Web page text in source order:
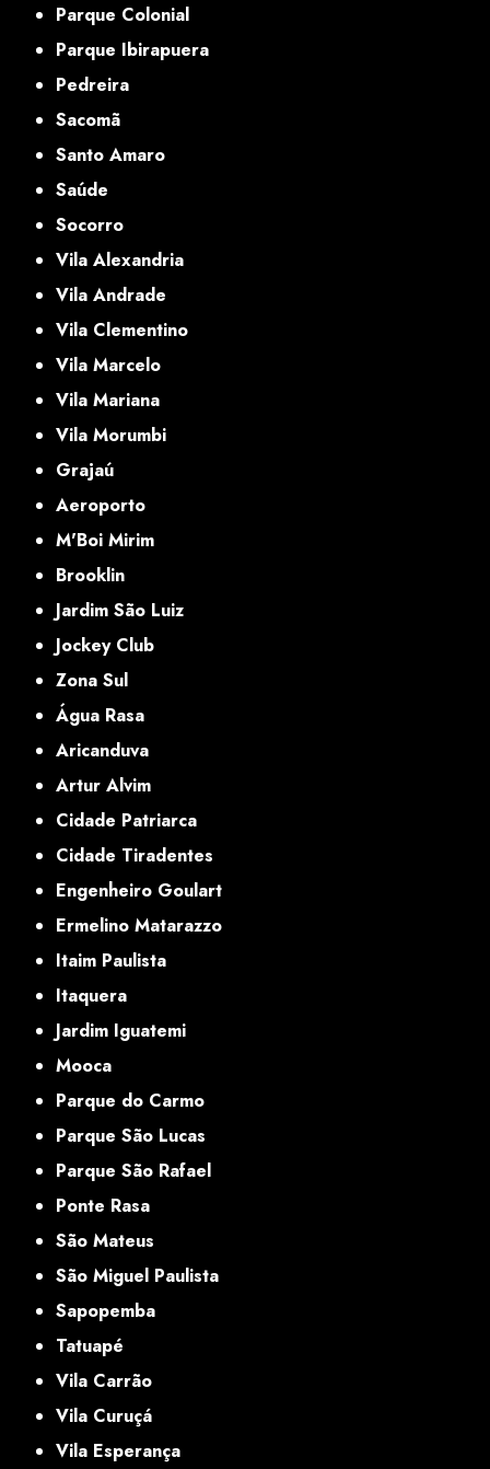
Parque Colonial
Parque Ibirapuera
Pedreira
Sacomã
Santo Amaro
Saúde
Socorro
Vila Alexandria
Vila Andrade
Vila Clementino
Vila Marcelo
Vila Mariana
Vila Morumbi
Grajaú
Aeroporto
M'Boi Mirim
Brooklin
Jardim São Luiz
Jockey Club
Zona Sul
Água Rasa
Aricanduva
Artur Alvim
Cidade Patriarca
Cidade Tiradentes
Engenheiro Goulart
Ermelino Matarazzo
Itaim Paulista
Itaquera
Jardim Iguatemi
Mooca
Parque do Carmo
Parque São Lucas
Parque São Rafael
Ponte Rasa
São Mateus
São Miguel Paulista
Sapopemba
Tatuapé
Vila Carrão
Vila Curuçá
Vila Esperança